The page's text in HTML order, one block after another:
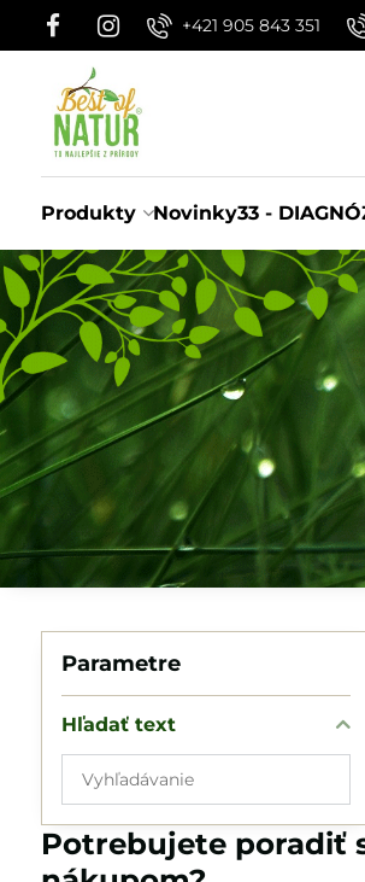
+421 905 843 351
Produkty Novinky33 -
Parametre
Hľadať text
Prehľadať
výsledky
filtra
fulltextom
Potrebujete poradiť